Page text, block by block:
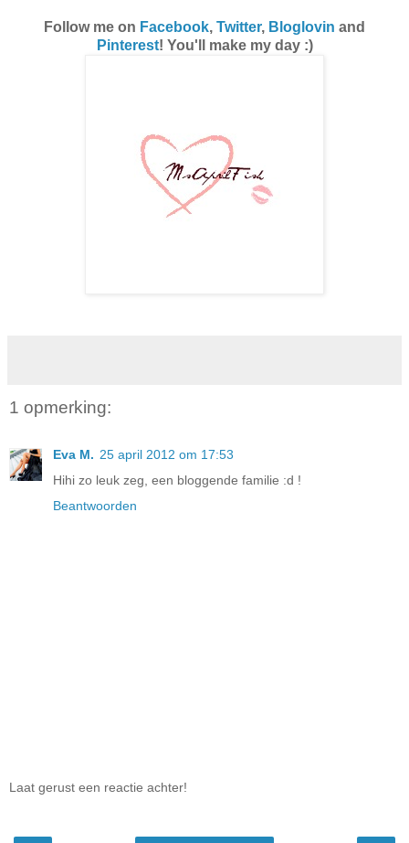
Follow me on Facebook, Twitter, Bloglovin and
Pinterest! You'll make my day :)
1 opmerking:
Eva M. 25 april 2012 om 17:53
Hihi zo leuk zeg, een bloggende familie :d !
Beantwoorden
Laat gerust een reactie achter!